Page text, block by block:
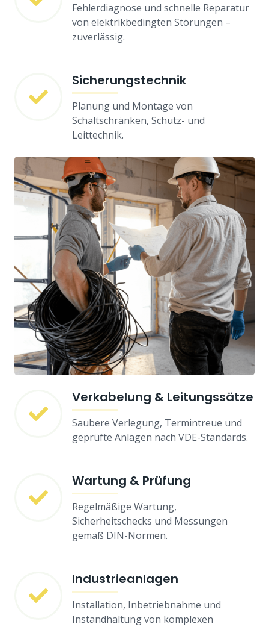
Fehlerdiagnose und schnelle Reparatur
von elektrikbedingten Störungen –
zuverlässig.
Sicherungstechnik
Planung und Montage von
Schaltschränken, Schutz- und
Leittechnik.
Verkabelung & Leitungssätze
Saubere Verlegung, Termintreue und
geprüfte Anlagen nach VDE-Standards.
Wartung & Prüfung
Regelmäßige Wartung,
Sicherheitschecks und Messungen
gemäß DIN-Normen.
Industrieanlagen
Installation, Inbetriebnahme und
Instandhaltung von komplexen